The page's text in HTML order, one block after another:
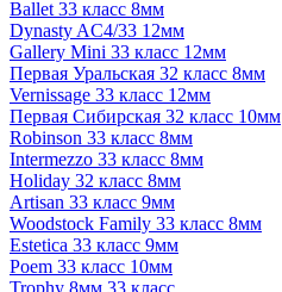
Ballet 33 класс 8мм
Dynasty AC4/33 12мм
Gallery Mini 33 класс 12мм
Первая Уральская 32 класс 8мм
Vernissage 33 класс 12мм
Первая Сибирская 32 класс 10мм
Robinson 33 класс 8мм
Intermezzo 33 класс 8мм
Holiday 32 класс 8мм
Artisan 33 класс 9мм
Woodstock Family 33 класс 8мм
Estetica 33 класс 9мм
Poem 33 класс 10мм
Trophy 8мм 33 класс